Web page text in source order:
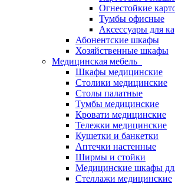
Огнестойкие
Тумбы офисные
Аксессуары для
Абонентские шкафы
Хозяйственные шкафы
Медицинская мебель
Шкафы медицинские
Столики медицинские
Столы палатные
Тумбы медицинские
Кровати медицинские
Тележки медицинские
Кушетки и банкетки
Аптечки настенные
Ширмы и стойки
Медицинские шкафы
Стеллажи медицинские